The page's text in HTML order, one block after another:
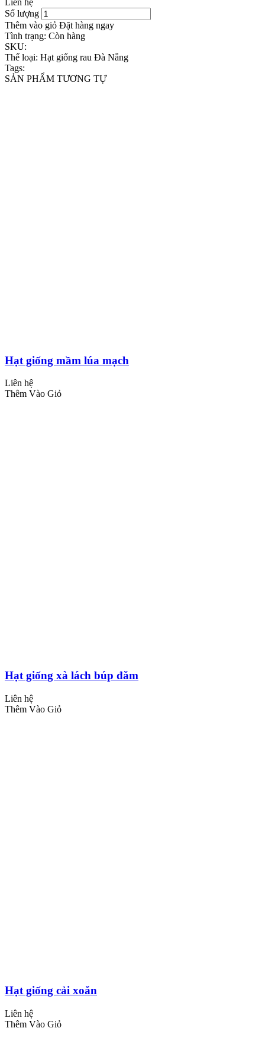
Số lượng
Thêm vào giỏ Đặt hàng ngay
Tình trạng: Còn hàng
SKU:
Thể loại: Hạt giống rau Đà Nẵng
Tags:
SẢN PHẨM TƯƠNG TỰ
Hạt giống mầm lúa mạch
Liên hệ
Thêm Vào Giỏ
Hạt giống xà lách búp đăm
Liên hệ
Thêm Vào Giỏ
Hạt giống cải xoăn
Liên hệ
Thêm Vào Giỏ